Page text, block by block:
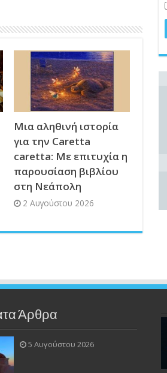
Μια αληθινή ιστορία
για την Caretta
caretta: Με επιτυχία η
παρουσίαση βιβλίου
στη Νεάπολη
2 Αυγούστου 2026
Άρθρα
5 Αυγούστου 2026